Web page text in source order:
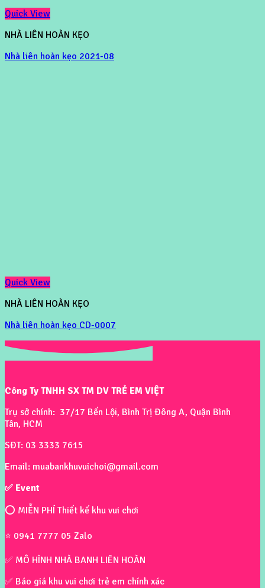
Quick View
NHÀ LIÊN HOÀN KẸO
Nhà liên hoàn kẹo 2021-08
Quick View
NHÀ LIÊN HOÀN KẸO
Nhà liên hoàn kẹo CD-0007
Công Ty TNHH SX TM DV TRẺ EM VIỆT
Trụ sở chính: 37/17 Bến Lội, Bình Trị Đông A, Quận Bình
Tân, HCM
SĐT: 03 3333 7615
Email: muabankhuvuichoi@gmail.com
✅ Event
⭕ MIỄN PHÍ Thiết kế khu vui chơi
⭐ 0941 7777 05 Zalo
✅ MÔ HÌNH NHÀ BANH LIÊN HOÀN
✅ Báo giá khu vui chơi trẻ em chính xác